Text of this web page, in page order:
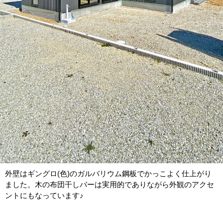
外壁はギングロ(色)のガルバリウム鋼板でかっこよく仕上がり
ました。木の布団干しバーは実用的でありながら外観のアクセ
ントにもなっています♪